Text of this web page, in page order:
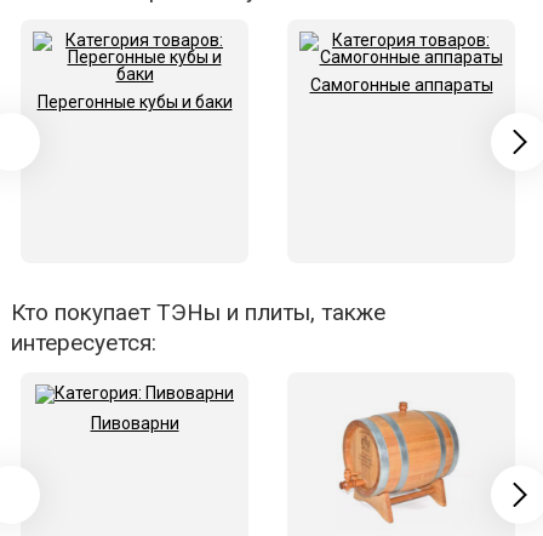
Перегонные кубы и баки
Самогонные аппараты
Кто покупает ТЭНы и плиты, также
интересуется:
Пивоварни